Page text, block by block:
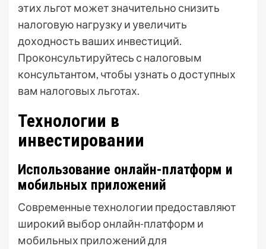
этих льгот может значительно снизить
налоговую нагрузку и увеличить
доходность ваших инвестиций.
Проконсультируйтесь с налоговым
консультантом, чтобы узнать о доступных
вам налоговых льготах.
Технологии в
инвестировании
Использование онлайн-платформ и
мобильных приложений
Современные технологии предоставляют
широкий выбор онлайн-платформ и
мобильных приложений для